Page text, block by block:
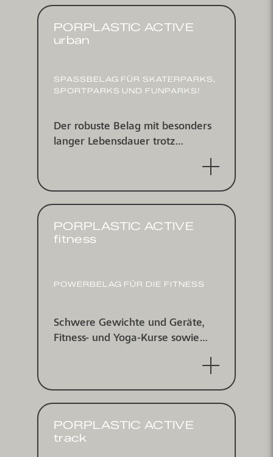
PORPLASTIC ACTIVE
urban
SPASSBELAG FÜR SKATER­PARKS, S
PORT­PARKS UND FUN­PARKS!
Der robuste Belag mit besonders
langer Lebens­dauer trotz
PORPLASTIC ACTIVE
fitness
POWERBELAG FÜR DIE FITNESS
Schwere Gewichte und Geräte,
Fitness- und Yoga-Kurse sowie
PORPLASTIC ACTIVE
track